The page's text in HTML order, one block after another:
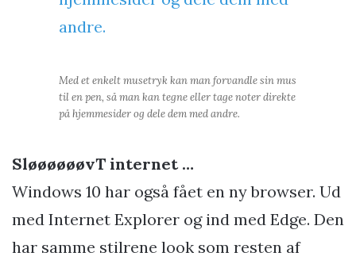
Med et enkelt musetryk kan man forvandle sin mus
til en pen, så man kan tegne eller tage noter direkte
på hjemmesider og dele dem med andre.
SløøøøøøvT internet …
Windows 10 har også fået en ny browser. Ud
med Internet Explorer og ind med Edge. Den
har samme stilrene look som resten af